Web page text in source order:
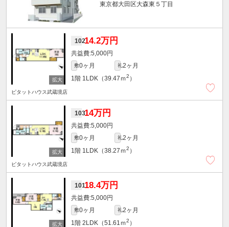
東京都大田区大森東５丁目
10214.2万円
5,000円
敷0ヶ月 礼2ヶ月
1階 1LDK（39.47ｍ2 ）
ピタットハウス武蔵境店
10314万円
5,000円
敷0ヶ月 礼2ヶ月
1階 1LDK（38.27ｍ2 ）
ピタットハウス武蔵境店
10118.4万円
5,000円
敷0ヶ月 礼2ヶ月
1階 2LDK（51.61ｍ2 ）